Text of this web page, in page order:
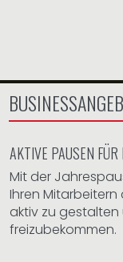
AKTIVE PAUSEN
Mit der
Ihren
aktiv zu
freizubekommen.